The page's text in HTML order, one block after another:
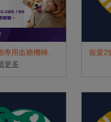
AlphaTrak 3 動物專用血糖機轉至經銷商...
更多